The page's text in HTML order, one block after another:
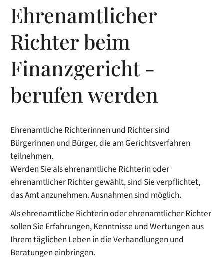
Ehrenamtlicher
Richter beim
Finanzgericht -
berufen werden
Ehrenamtliche Richterinnen und Richter sind
Bürgerinnen und Bürger, die am Gerichtsverfahren
teilnehmen.
Werden Sie als ehrenamtliche Richterin oder
ehrenamtlicher Richter gewählt, sind Sie verpflichtet,
das Amt anzunehmen. Ausnahmen sind möglich.
Als ehrenamtliche Richterin oder ehrenamtlicher Richter
sollen Sie Erfahrungen, Kenntnisse und Wertungen aus
Ihrem täglichen Leben in die Verhandlungen und
Beratungen einbringen.